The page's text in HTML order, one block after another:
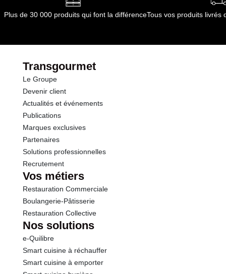
Plus de 30 000 produits qui font la différenceTous vos produits livrés
Transgourmet
Le Groupe
Devenir client
Actualités et événements
Publications
Marques exclusives
Partenaires
Solutions professionnelles
Recrutement
Vos métiers
Restauration Commerciale
Boulangerie-Pâtisserie
Restauration Collective
Nos solutions
e-Quilibre
Smart cuisine à réchauffer
Smart cuisine à emporter